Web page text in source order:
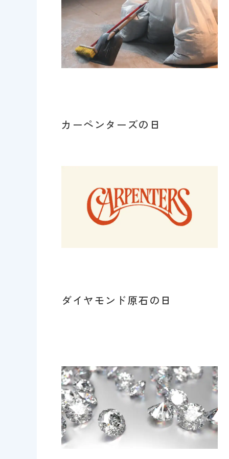
カーペンターズの日
ダイヤモンド原石の日